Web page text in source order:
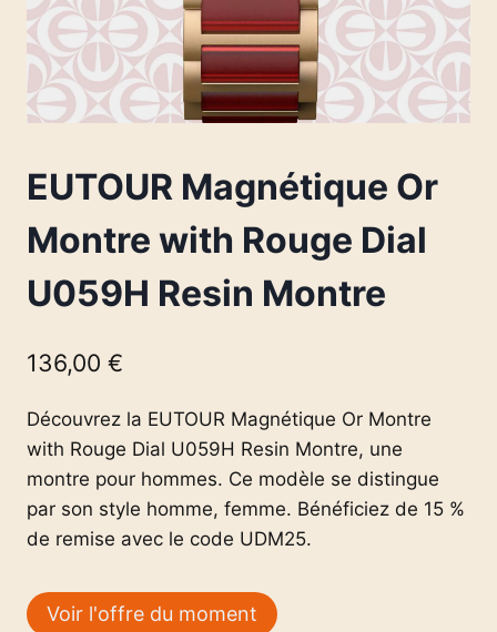
EUTOUR Magnétique Or
Montre with Rouge Dial
U059H Resin Montre
136,00 €
Découvrez la EUTOUR Magnétique Or Montre
with Rouge Dial U059H Resin Montre, une
montre pour hommes. Ce modèle se distingue
par son style homme, femme. Bénéficiez de 15 %
de remise avec le code UDM25.
Voir l'offre du moment